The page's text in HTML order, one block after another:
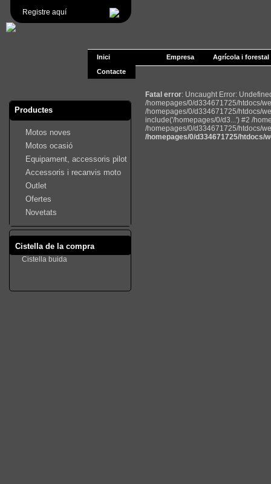
Registre aquí
Inici Empresa
Agrícola i forestal
Contacte
Productes
Motos noves
Motos ocasió
Equipament, accessoris pilot
Accessoris i recanvis moto
Outlet
Ofertes
Novetats
Cistella de la compra
Cistella buida
Fatal error: Uncaught Error:
/homepages/0/d334671725/htdocs/
/homepages/0/d334671725/htdocs/
include('/homepages/0/d3...') #2 /
/homepages/0/d334671725/htdocs/
/homepages/0/d334671725/htdocs/